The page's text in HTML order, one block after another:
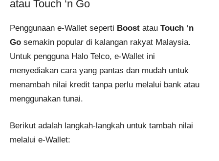
atau Touch ‘n Go
Penggunaan e-Wallet seperti Boost atau Touch ‘n
Go semakin popular di kalangan rakyat Malaysia.
Untuk pengguna Halo Telco, e-Wallet ini
menyediakan cara yang pantas dan mudah untuk
menambah nilai kredit tanpa perlu melalui bank atau
menggunakan tunai.
Berikut adalah langkah-langkah untuk tambah nilai
melalui e-Wallet: